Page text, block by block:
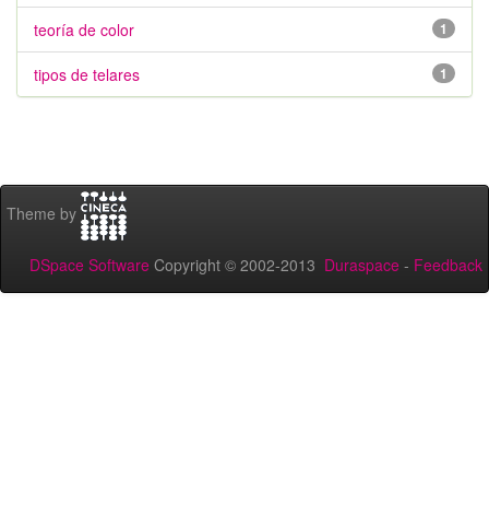
1
teoría de color
1
tipos de telares
Theme by
DSpace Software Copyright © 2002-2013 Duraspace - Feedback